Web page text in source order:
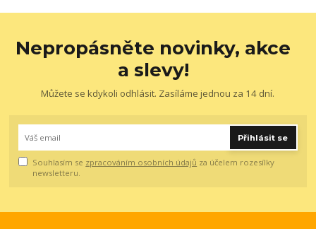
Nepropásněte novinky, akce
a slevy!
Můžete se kdykoli odhlásit. Zasíláme jednou za 14 dní.
Přihlásit se
Souhlasím se zpracováním osobních údajů za účelem rozesílky
newsletteru.